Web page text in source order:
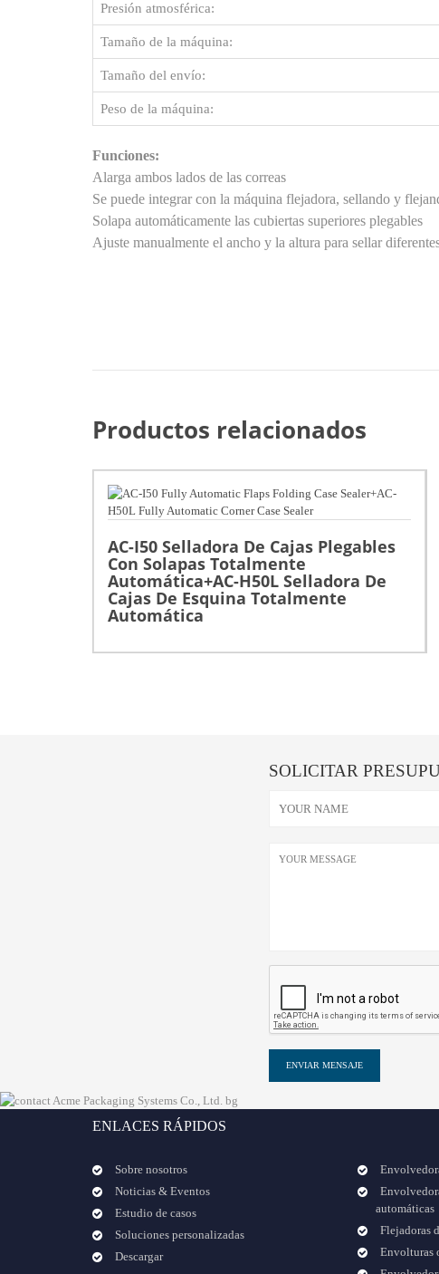
Presión atmosférica:
Tamaño de la máquina:
Tamaño del envío:
Peso de la máquina:
Funciones:
Alarga ambos lados de las correas
Se puede integrar con la máquina flejadora, sellando y
Solapa automáticamente las cubiertas superiores plegables
Ajuste manualmente el ancho y la altura para sellar
Productos relacionados
AC-I50 Selladora De Cajas Plegables
Con Solapas Totalmente
Automática+AC-H50L Selladora De
Cajas De Esquina Totalmente
Automática
SOLICITAR
ENVIAR MENSAJE
ENLACES RÁPIDOS
Sobre nosotros
Noticias & Eventos
Estudio de casos
Soluciones personalizadas
Descargar
automáticas
Flejadoras
Envolturas